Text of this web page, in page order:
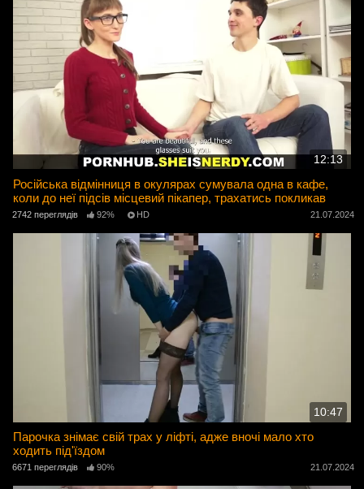
12:13
Російська відмінниця в окулярах сумувала одна в кафе,
коли до неї підсів місцевий пікапер, трахатись покликав
2742 переглядів 92% HD 21.07.2024
10:47
Парочка знімає свій трах у ліфті, адже вночі мало хто
ходить під'їздом
6671 переглядів 90% 21.07.2024